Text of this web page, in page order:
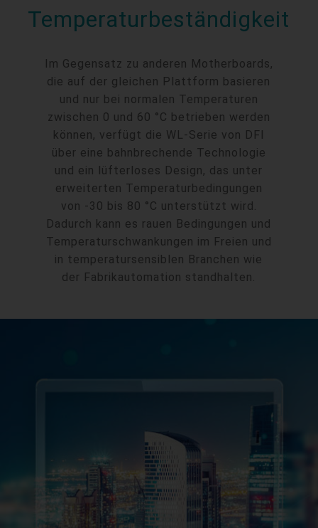
Temperaturbeständigkeit
Im Gegensatz zu anderen Motherboards,
die auf der gleichen Plattform basieren
und nur bei normalen Temperaturen
zwischen 0 und 60 °C betrieben werden
können, verfügt die WL-Serie von DFI
über eine bahnbrechende Technologie
und ein lüfterloses Design, das unter
erweiterten Temperaturbedingungen
von -30 bis 80 °C unterstützt wird.
Dadurch kann es rauen Bedingungen und
Temperaturschwankungen im Freien und
in temperatursensiblen Branchen wie
der Fabrikautomation standhalten.